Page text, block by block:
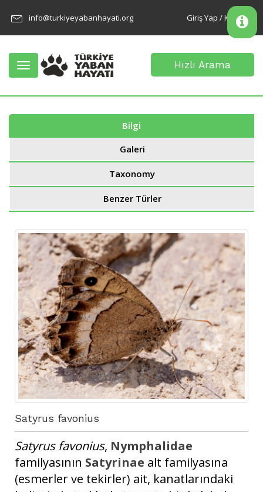
info@turkiyeyabanhayati.org Giriş Yap / Kayıt Ol
Toggle
navigation
Hızlı Arama
Bilgi
Galeri
Taxonomy
Benzer Türler
Satyrus favonius 
Satyrus favonius, Nymphalidae
familyasının Satyrinae alt familyasına
(esmerler ve tekirler) ait, kanatlarındaki